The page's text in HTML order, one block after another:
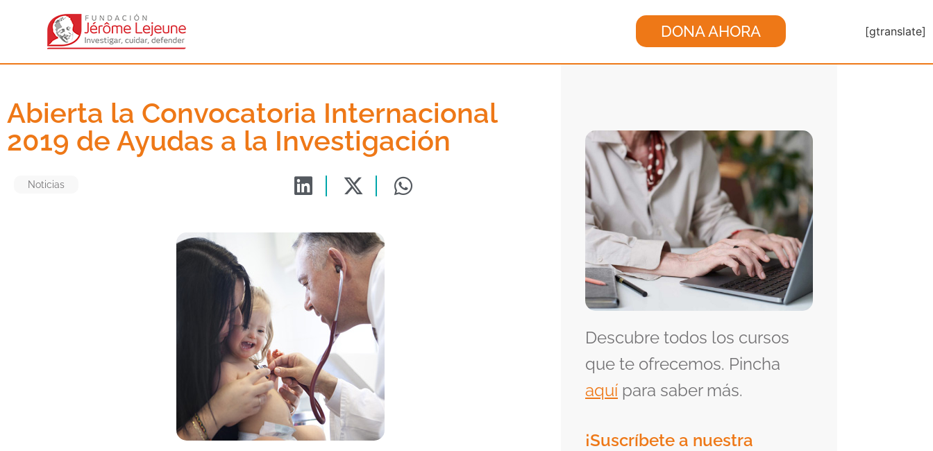
DONA AHORA [gtranslate]
Abierta la Convocatoria Internacional
2019 de Ayudas a la Investigación
Noticias
Descubre todos los cursos
que te ofrecemos. Pincha
aquí para saber más.
¡Suscríbete a nuestra